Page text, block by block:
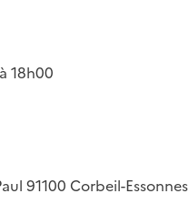
18h00
91100 Corbeil-Essonnes